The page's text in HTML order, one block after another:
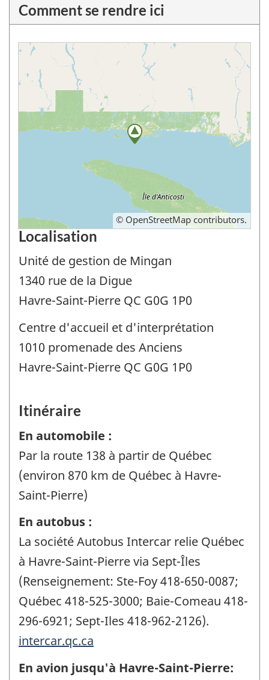
Comment se rendre ici
© OpenStreetMap contributors.
Localisation
Unité de gestion de Mingan
1340 rue de la Digue
Havre-Saint-Pierre QC G0G 1P0
Centre d'accueil et d'interprétation
1010 promenade des Anciens
Havre-Saint-Pierre QC G0G 1P0
Itinéraire
En automobile :
Par la route 138 à partir de Québec
(environ 870 km de Québec à Havre-
Saint-Pierre)
En autobus :
La société Autobus Intercar relie Québec
à Havre-Saint-Pierre via Sept-Îles
(Renseignement: Ste-Foy 418-650-0087;
Québec 418-525-3000; Baie-Comeau 418-
296-6921; Sept-Iles 418-962-2126).
intercar.qc.ca
En avion jusqu'à Havre-Saint-Pierre: